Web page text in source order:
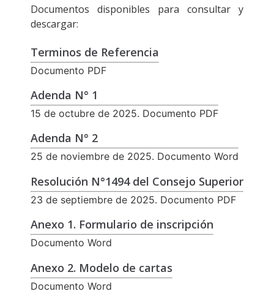
Documentos disponibles para consultar y
descargar:
Terminos de Referencia
Documento PDF
Adenda N° 1
15 de octubre de 2025. Documento PDF
Adenda N° 2
25 de noviembre de 2025. Documento Word
Resolución N°1494 del Consejo Superior
23 de septiembre de 2025. Documento PDF
Anexo 1. Formulario de inscripción
Documento Word
Anexo 2. Modelo de cartas
Documento Word